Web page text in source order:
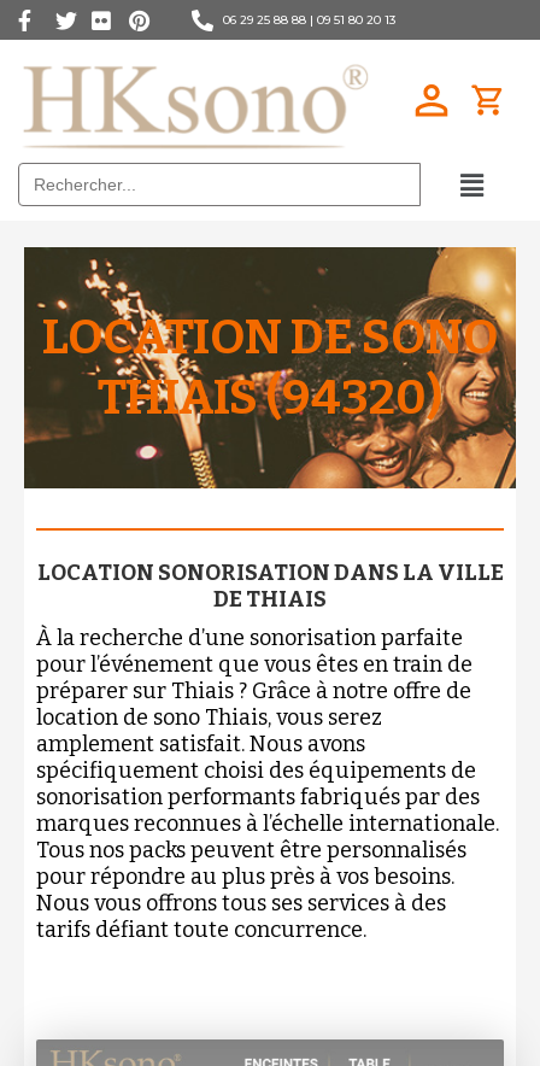
06 29 25 88 88 | 09 51 80 20 13
Search
for:
LOCATION DE SONO
THIAIS (94320)
LOCATION SONORISATION DANS LA VILLE
DE THIAIS
À la recherche d’une sonorisation parfaite
pour l’événement que vous êtes en train de
préparer sur Thiais ? Grâce à notre offre de
location de sono Thiais, vous serez
amplement satisfait. Nous avons
spécifiquement choisi des équipements de
sonorisation performants fabriqués par des
marques reconnues à l’échelle internationale.
Tous nos packs peuvent être personnalisés
pour répondre au plus près à vos besoins.
Nous vous offrons tous ses services à des
tarifs défiant toute concurrence.